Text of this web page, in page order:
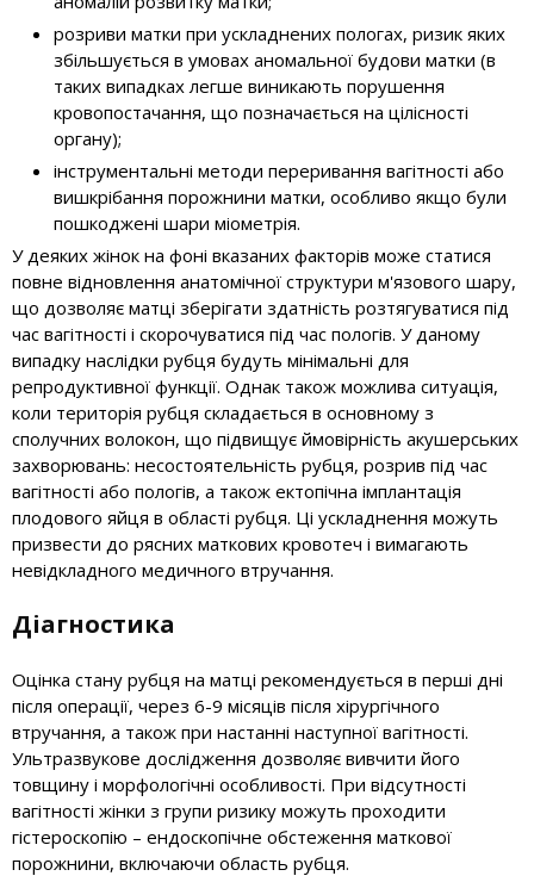
розриви матки при ускладнених пологах, ризик яких
збільшується в умовах аномальної будови матки (в
таких випадках легше виникають порушення
кровопостачання, що позначається на цілісності
органу);
інструментальні методи переривання вагітності або
вишкрібання порожнини матки, особливо якщо були
пошкоджені шари міометрія.
У деяких жінок на фоні вказаних факторів може статися
повне відновлення анатомічної структури м'язового шару,
що дозволяє матці зберігати здатність розтягуватися під
час вагітності і скорочуватися під час пологів. У даному
випадку наслідки рубця будуть мінімальні для
репродуктивної функції. Однак також можлива ситуація,
коли територія рубця складається в основному з
сполучних волокон, що підвищує ймовірність акушерських
захворювань: несостоятельність рубця, розрив під час
вагітності або пологів, а також ектопічна імплантація
плодового яйця в області рубця. Ці ускладнення можуть
призвести до рясних маткових кровотеч і вимагають
невідкладного медичного втручання.
Діагностика
Оцінка стану рубця на матці рекомендується в перші дні
після операції, через 6-9 місяців після хірургічного
втручання, а також при настанні наступної вагітності.
Ультразвукове дослідження дозволяє вивчити його
товщину і морфологічні особливості. При відсутності
вагітності жінки з групи ризику можуть проходити
гістероскопію – ендоскопічне обстеження маткової
порожнини, включаючи область рубця.